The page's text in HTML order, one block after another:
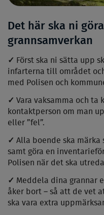
Det här ska ni
grannsamverkan
✓ Först ska ni sätta upp
infarterna till området
med Polisen och
✓ Vara vaksamma och ta
kontaktperson om man
eller ”fel”.
✓ Alla boende ska
samt göra en
Polisen när det ska
✓ Meddela dina grannar
åker bort – så att de vet
ska vara extra